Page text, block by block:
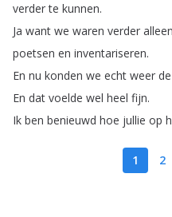
verder te kunnen.
Ja want we waren verder alleen
poetsen en inventariseren.
En nu konden we echt weer de
En dat voelde wel heel fijn.
Ik ben benieuwd hoe jullie op
1 2